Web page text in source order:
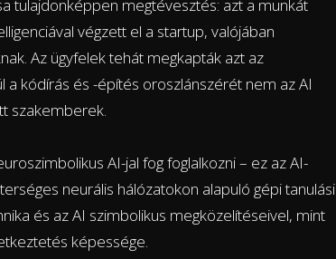
tulajdonképpen megtévesztés: azt a munkát
végzett el a startup, valójában
Az ügyfelek tehát megkapták azt az
kódírás és -építés oroszlánszérét nem az AI
szakemberek.
AI-jal fog foglalkozni – ez az AI-
neurális hálózatokon alapuló gépi tanulási
és az AI szimbolikus megközelítéseivel, mint
képessége.